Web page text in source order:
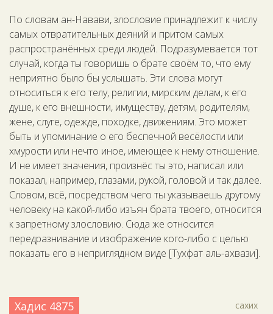
По словам ан-Навави, злословие принадлежит к числу
самых отвратительных деяний и притом самых
распространённых среди людей. Подразумевается тот
случай, когда ты говоришь о брате своём то, что ему
неприятно было бы услышать. Эти слова могут
относиться к его телу, религии, мирским делам, к его
душе, к его внешности, имуществу, детям, родителям,
жене, слуге, одежде, походке, движениям. Это может
быть и упоминание о его беспечной весёлости или
хмурости или нечто иное, имеющее к нему отношение.
И не имеет значения, произнёс ты это, написал или
показал, например, глазами, рукой, головой и так далее.
Словом, всё, посредством чего ты указываешь другому
человеку на какой-либо изъян брата твоего, относится
к запретному злословию. Сюда же относится
передразнивание и изображение кого-либо с целью
показать его в неприглядном виде [Тухфат аль-ахвази].
Хадис 4875 сахих